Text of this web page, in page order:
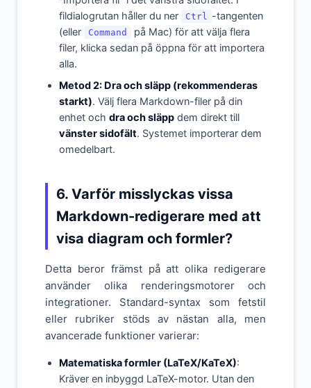
fildialogrutan håller du ner
Ctrl -tangenten
(eller
Command
på Mac) för att välja flera
filer, klicka sedan på öppna för att importera
alla.
Metod 2: Dra och släpp (rekommenderas
starkt). Välj flera Markdown-filer på din
enhet och dra och släpp dem direkt till
vänster sidofält. Systemet importerar dem
omedelbart.
6. Varför misslyckas vissa
Markdown-redigerare med att
visa diagram och formler?
Detta beror främst på att olika redigerare
använder olika renderingsmotorer och
integrationer. Standard-syntax som fetstil
eller rubriker stöds av nästan alla, men
avancerade funktioner varierar:
Matematiska formler (LaTeX/KaTeX):
Kräver en inbyggd LaTeX-motor. Utan den